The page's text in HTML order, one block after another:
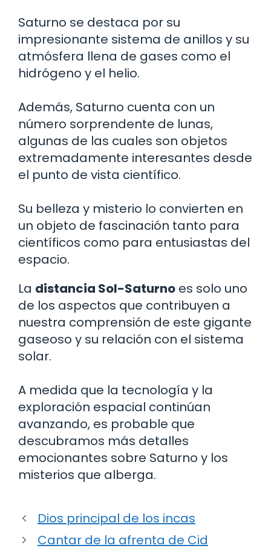
Saturno se destaca por su
impresionante sistema de anillos y su
atmósfera llena de gases como el
hidrógeno y el helio.
Además, Saturno cuenta con un
número sorprendente de lunas,
algunas de las cuales son objetos
extremadamente interesantes desde
el punto de vista científico.
Su belleza y misterio lo convierten en
un objeto de fascinación tanto para
científicos como para entusiastas del
espacio.
La distancia Sol-Saturno es solo uno
de los aspectos que contribuyen a
nuestra comprensión de este gigante
gaseoso y su relación con el sistema
solar.
A medida que la tecnología y la
exploración espacial continúan
avanzando, es probable que
descubramos más detalles
emocionantes sobre Saturno y los
misterios que alberga.
Dios principal de los incas
Cantar de la afrenta de Cid